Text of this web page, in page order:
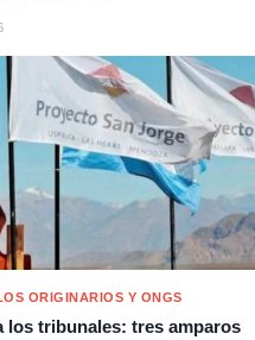
ORIGINARIOS Y ONGS
los tribunales: tres amparos